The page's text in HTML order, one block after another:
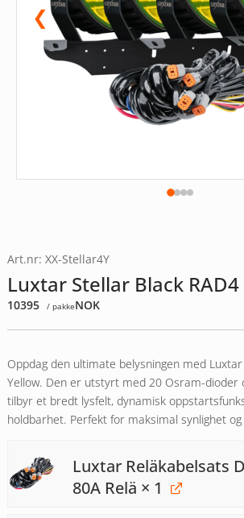
❮
Art.nr: XX-Stellar4Y
Luxtar Stellar Black
10395 / pakkeNOK
Oppdag den ultimate belysningen med
Yellow. Den er utstyrt med 20 Osram-dioder
tilbyr et bredt lysfelt, dynamisk
holdbarhet. Perfekt for maksimal synlighet
Luxtar Reläkabelsats
80A Relä × 1